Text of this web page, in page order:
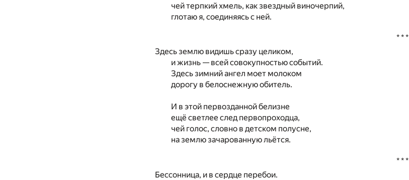
чей терпкий хмель, как звездный виночерпий,
глотаю я, соединяясь с ней.
* * *
Здесь землю видишь сразу целиком,
и жизнь — всей совокупностью событий.
Здесь зимний ангел моет молоком
дорогу в белоснежную обитель.
И в этой первозданной белизне
ещё светлее след первопроходца,
чей голос, словно в детском полусне,
на землю зачарованную льётся.
* * *
Бессонница, и в сердце перебои.